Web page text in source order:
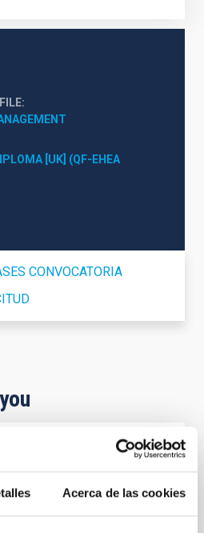
Acerca de las cookies
[UK] (QF-EHEA
CONVOCATORIA
Fijo Laboral - PS-